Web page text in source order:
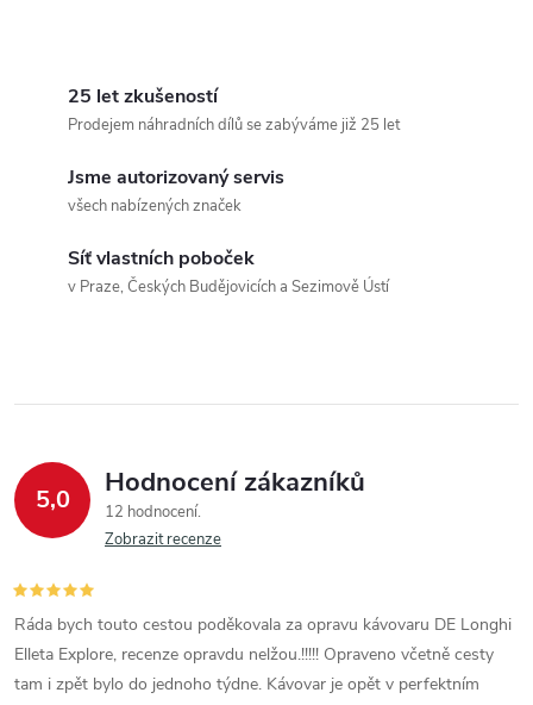
í
r
v
k
y
v
25 let zkušeností
Prodejem náhradních dílů se zabýváme již 25 let
Jsme autorizovaný servis
všech nabízených značek
Síť vlastních poboček
v Praze, Českých Budějovicích a Sezimově Ústí
5,0 Hodnocení zákazníků
12 hodnocení
Zobrazit recenze
Ráda bych touto cestou poděkovala za opravu kávovaru DE Longhi
Elleta Explore, recenze opravdu nelžou.!!!!! Opraveno včetně cesty
tam i zpět bylo do jednoho týdne. Kávovar je opět v perfektním